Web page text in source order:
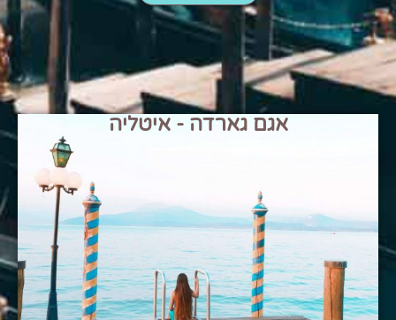
אגם גארדה - איטליה